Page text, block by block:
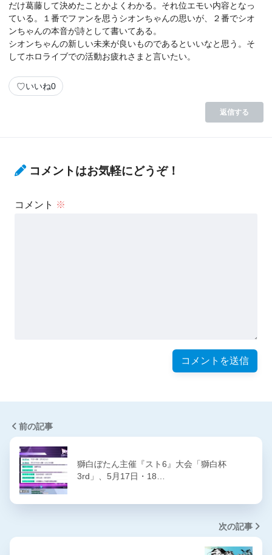
だけ葛藤して決めたことかよくわかる。それ位エモい内容となっ
ている。１番でファンを思うシオンちゃんの思いが、２番でシオ
ンちゃんの本音が詩として書いてある。
シオンちゃんの新しい未来が良いものであるといいなと思う。そ
してホロライブでの活動お疲れさまと言いたい。
♡いいね0
返信する
コメントはお気軽にどうぞ！
コメント ※
前の記事
獅白ぼたん主催『スト6』大会「獅白杯
3rd」、5月17日・18…
次の記事